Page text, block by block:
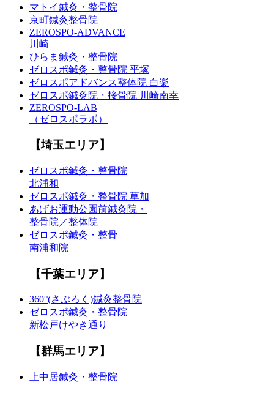
マトイ鍼灸・整骨院
京町鍼灸整骨院
ZEROSPO-ADVANCE
川崎
ひらま鍼灸・整骨院
ゼロスポ鍼灸・整骨院 平塚
ゼロスポアドバンス整体院 白楽
ゼロスポ鍼灸院・接骨院 川崎南幸
ZEROSPO-LAB
（ゼロスポラボ）
【埼玉エリア】
ゼロスポ鍼灸・整骨院
北浦和
ゼロスポ鍼灸・整骨院 草加
あげお運動公園前鍼灸院・
整骨院／整体院
ゼロスポ鍼灸・整骨
南浦和院
【千葉エリア】
360°(さぶろく)鍼灸整骨院
ゼロスポ鍼灸・整骨院
新松戸けやき通り
【群馬エリア】
上中居鍼灸・整骨院